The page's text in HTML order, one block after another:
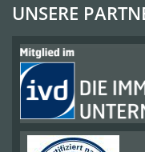
UNSERE